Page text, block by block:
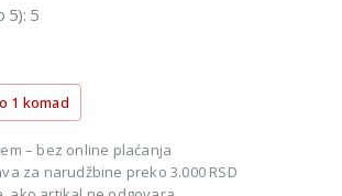
5): 5
1 komad
– bez online plaćanja
za narudžbine preko 3.000 RSD